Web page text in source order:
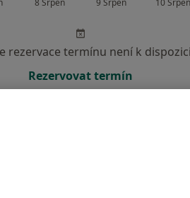
8 Srpen 9 Srpen 10 Srpen
rezervace termínu není k dispozici
Rezervovat termín